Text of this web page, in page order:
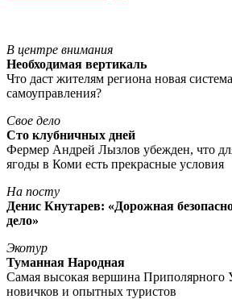
В центре внимания
Необходимая вертикаль
Что даст жителям региона новая
самоуправления?
Свое дело
Сто клубничных дней
Фермер Андрей Лызлов убежден, что
ягоды в Коми есть прекрасные условия
На посту
Денис Кнутарев: «Дорожная
дело»
Экотур
Туманная Народная
Самая высокая вершина Приполярного
новичков и опытных туристов